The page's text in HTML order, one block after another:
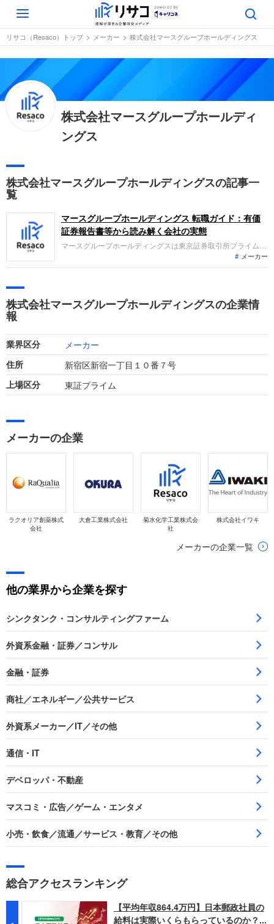
Toggle
navigation
リサコ（Resaco）トップ メーカー 株式会社マースグループホールディングス
株式会社マースグループホールディ
ングス
株式会社マースグループホールディングスの記事一
覧
マースグループホールディングス 転職ガイド：有価
証券報告書等から読み解く会社の実態
マースグループホールディングスは東京証券取引所プライム市
場に上場し、アミューズメント関連、スマートソリューション
関連、ホテル・レストラン関連事業を展開しています。主力の
した。
メーカー
株式会社マースグループホールディングスの企業情
報
業界区分 メーカー
住所 新宿区新宿一丁目１０番７号
上場区分 東証プライム
メーカーの企業
ラクオリア創薬株式
会社
大倉工業株式会社
菊水化学工業株式会
社
株式会社イワキ
メーカーの企業一覧
他の業界から企業を探す
シンクタンク・コンサルティングファーム
外資系金融・証券／コンサル
金融・証券
商社／エネルギー／公共サービス
外資系メーカー／IT／その他
通信・IT
デベロッパ・不動産
マスコミ・広告／ゲーム・エンタメ
小売・飲食／流通／サービス・教育／その他
総合アクセスランキング
【平均年収864.4万円】日本郵政社員の
給料は実際いくらもらっているのか？...